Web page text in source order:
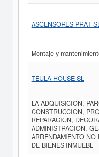
ASCENSORES PRAT
Montaje y
TEULA HOUSE SL
LA ADQUISICION,
CONSTRUCCION,
REPARACION,
ADMINISTRACION,
ARRENDAMIENTO
DE BIENES INMUEBL